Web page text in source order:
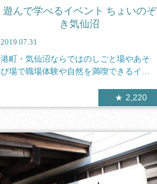
遊んで学べるイベント ちょいのぞ
き気仙沼
2019.07.31
港町・気仙沼ならではのしごと場やあそ
び場で職場体験や自然を満喫できるイベ
2,220